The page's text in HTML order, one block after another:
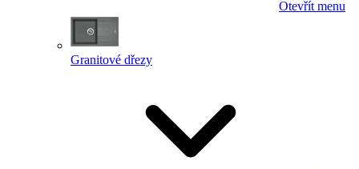
Otevřít menu
Granitové dřezy